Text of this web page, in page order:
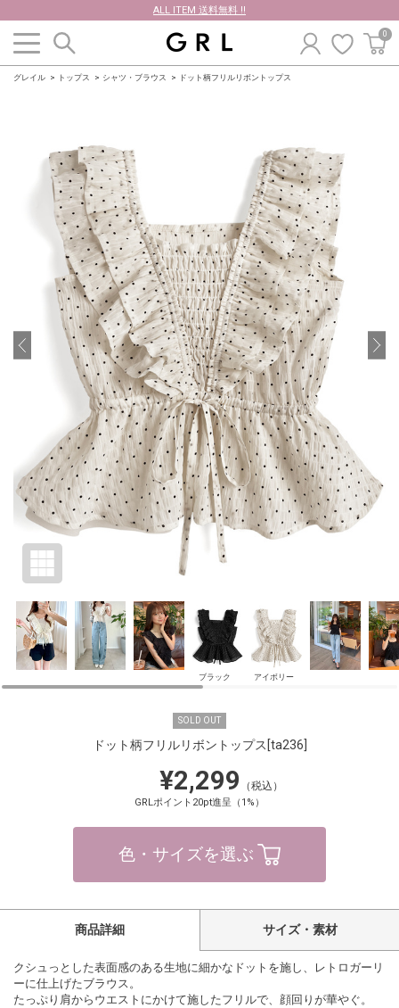
ALL ITEM 送料無料 !!
0
グレイル トップス シャツ・ブラウス ドット柄フリルリボントップス
ブラック アイボリー
SOLD OUT
ドット柄フリルリボントップス [ta236]
¥2,299 （税込）
GRLポイント20pt進呈（1%）
色・サイズを選ぶ
商品詳細 サイズ・素材
クシュっとした表面感のある生地に細かなドットを施し、レトロガーリ
ーに仕上げたブラウス。
たっぷり肩からウエストにかけて施したフリルで、顔回りが華やぐ。